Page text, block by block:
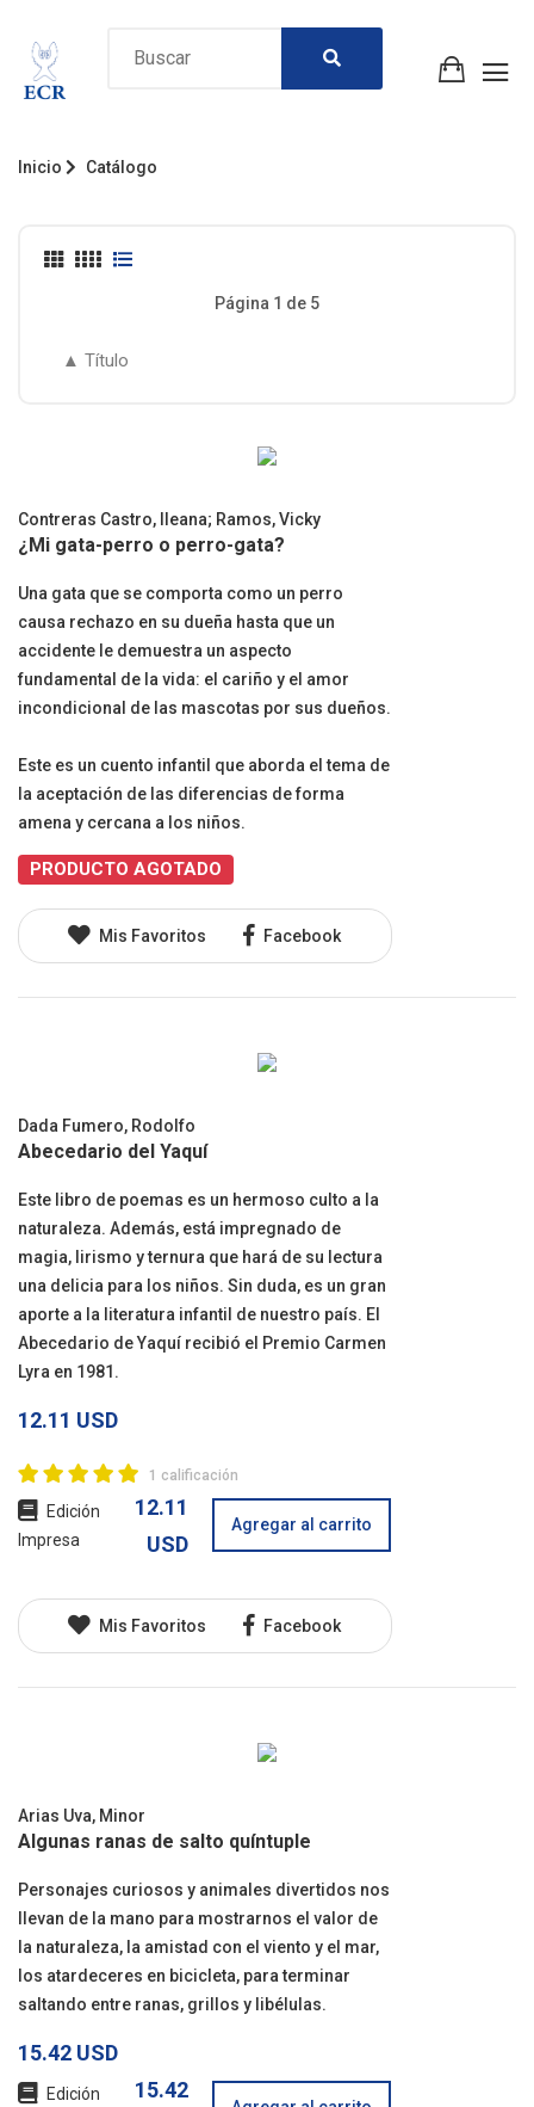
Inicio Catálogo
Página 1 de 5
Contreras Castro, Ileana; Ramos, Vicky
¿Mi gata-perro o perro-gata?
Una gata que se comporta como un perro
causa rechazo en su dueña hasta que un
accidente le demuestra un aspecto
fundamental de la vida: el cariño y el amor
incondicional de las mascotas por sus dueños.
Este es un cuento infantil que aborda el tema de
la aceptación de las diferencias de forma
amena y cercana a los niños.
PRODUCTO AGOTADO
Mis Favoritos Facebook
Dada Fumero, Rodolfo
Abecedario del Yaquí
Este libro de poemas es un hermoso culto a la
naturaleza. Además, está impregnado de
magia, lirismo y ternura que hará de su lectura
una delicia para los niños. Sin duda, es un gran
aporte a la literatura infantil de nuestro país. El
Abecedario de Yaquí recibió el Premio Carmen
Lyra en 1981.
12.11 USD
1 calificación
Edición
Impresa
12.11
USD
Agregar al carrito
Mis Favoritos Facebook
Arias Uva, Minor
Algunas ranas de salto quíntuple
Personajes curiosos y animales divertidos nos
llevan de la mano para mostrarnos el valor de
la naturaleza, la amistad con el viento y el mar,
los atardeceres en bicicleta, para terminar
saltando entre ranas, grillos y libélulas.
15.42 USD
Edición
15.42